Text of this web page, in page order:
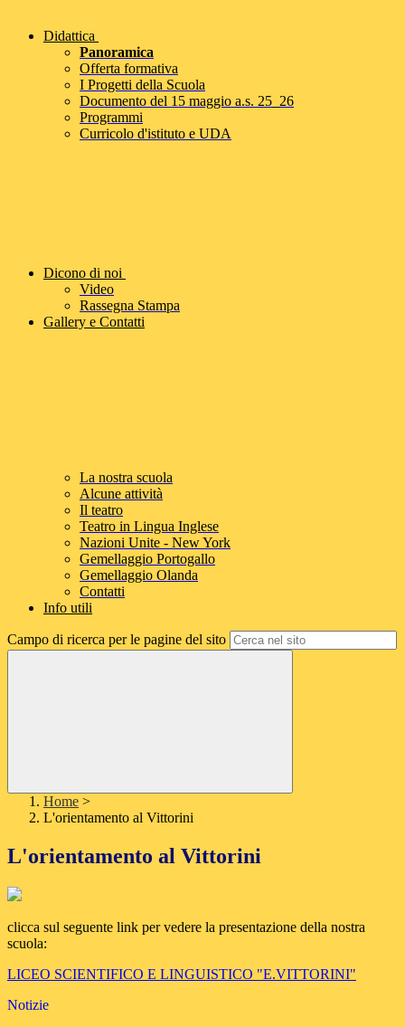
Didattica
Panoramica
Offerta formativa
I Progetti della Scuola
Documento del 15 maggio a.s. 25_26
Programmi
Curricolo d'istituto e UDA
Dicono di noi
Video
Rassegna Stampa
Gallery e Contatti
La nostra scuola
Alcune attività
Il teatro
Teatro in Lingua Inglese
Nazioni Unite - New York
Gemellaggio Portogallo
Gemellaggio Olanda
Contatti
Info utili
Campo di ricerca per le pagine del sito
Home >
L'orientamento al Vittorini
L'orientamento al Vittorini
clicca sul seguente link per vedere la presentazione della nostra
scuola:
LICEO SCIENTIFICO E LINGUISTICO "E.VITTORINI"
Notizie